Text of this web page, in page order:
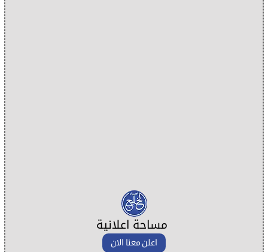
مساحة اعلانية
اعلن معنا الان